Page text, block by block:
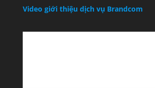
Video giới thiệu dịch vụ Brandcom